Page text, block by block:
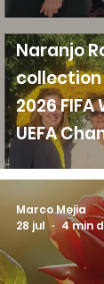
Naranjo
2026
UEFA
Marco Mejia
28 jul
4 min